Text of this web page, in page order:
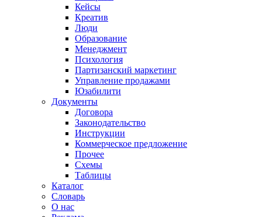
Кейсы
Креатив
Люди
Образование
Менеджмент
Психология
Партизанский маркетинг
Управление продажами
Юзабилити
Документы
Договора
Законодательство
Инструкции
Коммерческое предложение
Прочее
Схемы
Таблицы
Каталог
Словарь
О нас